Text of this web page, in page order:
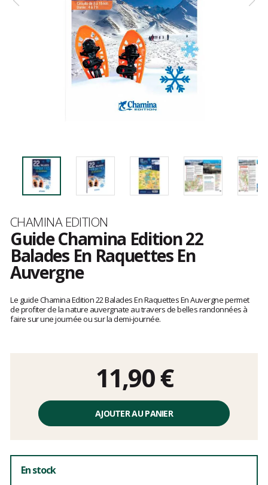
Marque
CHAMINA EDITION
Guide Chamina Edition 22
Balades En Raquettes En
Auvergne
avis
clients
Le guide Chamina Edition 22 Balades En Raquettes En Auvergne permet
de profiter de la nature auvergnate au travers de belles randonnées à
faire sur une journée ou sur la demi-journée.
11,90 €
unitaire,
AJOUTER AU PANIER
En stock